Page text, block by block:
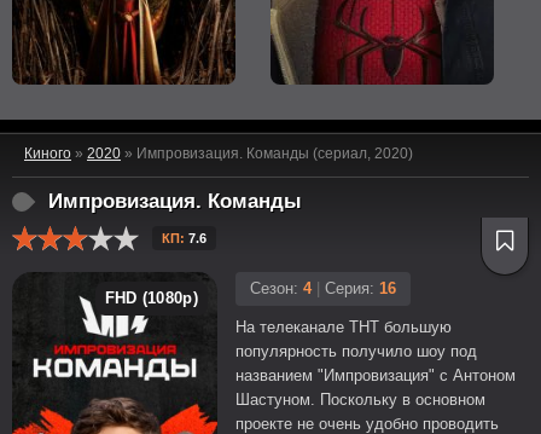
Киного » 2020 » Импровизация. Команды (сериал, 2020)
Импровизация. Команды
КП: 7.6
FHD (1080p)
Сезон: 4 Серия: 16
На телеканале ТНТ большую
популярность получило шоу под
названием "Импровизация" с Антоном
Шастуном. Поскольку в основном
проекте не очень удобно проводить